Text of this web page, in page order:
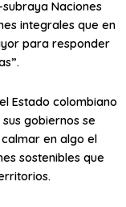
Naciones
integrales que en
para responder
Estado colombiano
gobiernos se
en algo el
sostenibles que